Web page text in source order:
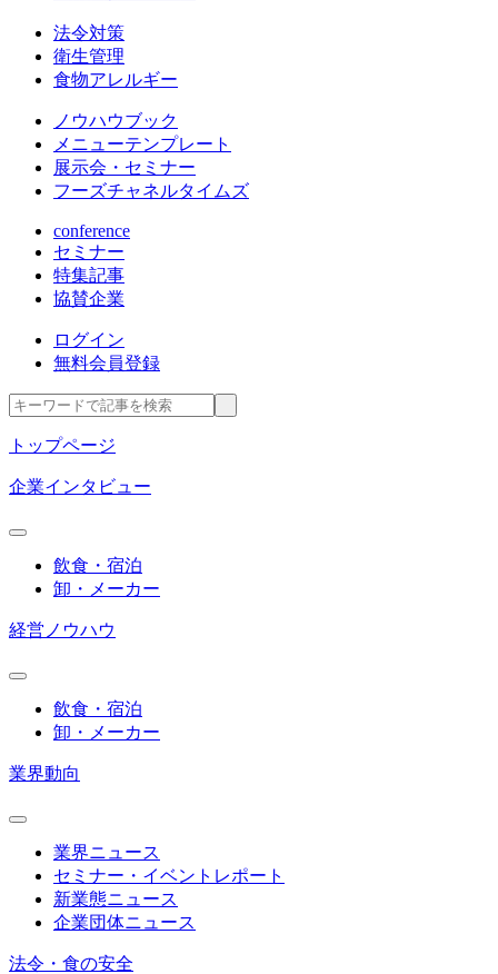
法令対策
衛生管理
食物アレルギー
ノウハウブック
メニューテンプレート
展示会・セミナー
フーズチャネルタイムズ
conference
セミナー
特集記事
協賛企業
ログイン
無料会員登録
トップページ
企業インタビュー
飲食・宿泊
卸・メーカー
経営ノウハウ
飲食・宿泊
卸・メーカー
業界動向
業界ニュース
セミナー・イベントレポート
新業態ニュース
企業団体ニュース
法令・食の安全